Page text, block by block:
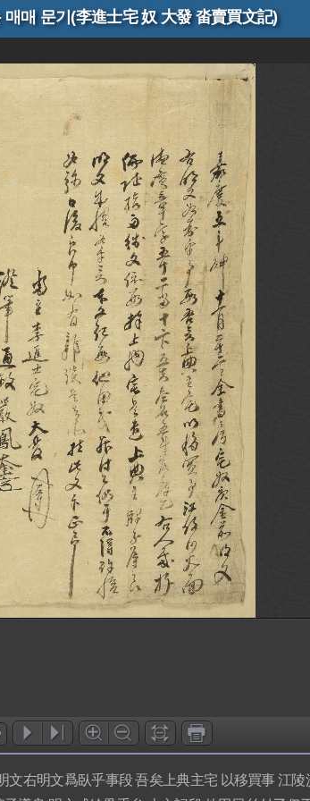
매 문기(李進士宅 奴 大發 畓賣買文記)
明文爲臥乎事段 吾矣上典主宅 以移買事 江陵